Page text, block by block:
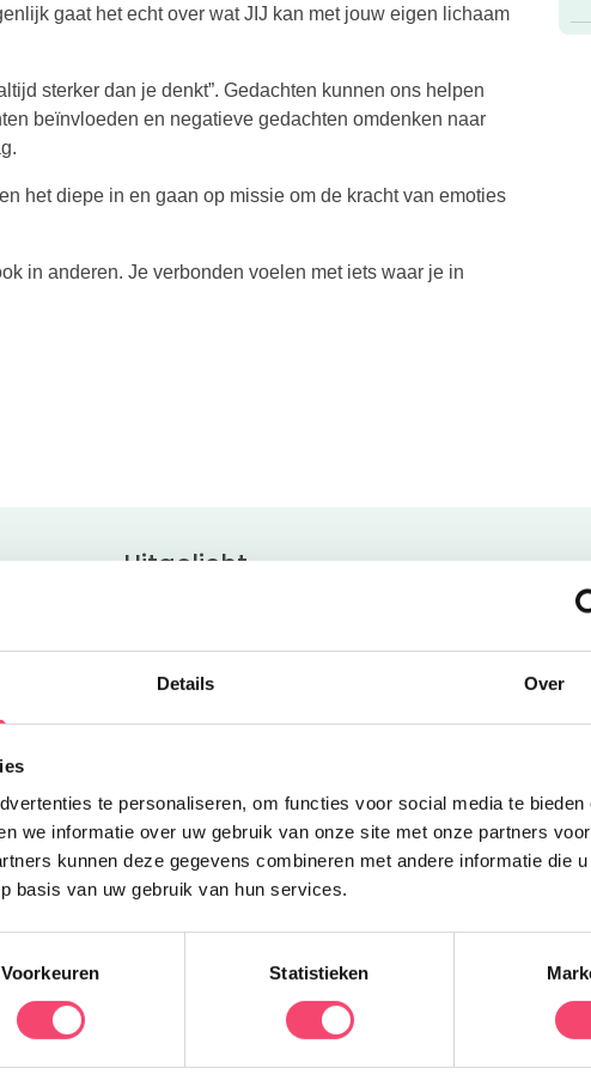
Details Over
te personaliseren, om functies voor social media te bieden
we informatie over uw gebruik van onze site met onze partners
kunnen deze gegevens combineren met andere informatie die
basis van uw gebruik van hun services.
Voorkeuren Statistieken
gaat het echt over wat JIJ kan met jouw eigen lichaam
sterker dan je denkt”. Gedachten kunnen ons helpen
beïnvloeden en negatieve gedachten omdenken naar
het diepe in en gaan op missie om de kracht van emoties
in anderen. Je verbonden voelen met iets waar je in
Uitgelicht
Ontdek de
Bosch: van
verkoelende